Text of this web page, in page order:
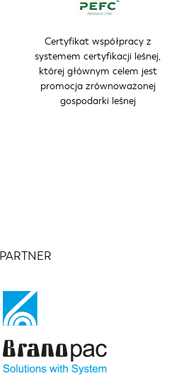
Certyfikat współpracy z
systemem certyfikacji leśnej,
której głównym celem jest
promocja zrównoważonej
gospodarki leśnej
PARTNER